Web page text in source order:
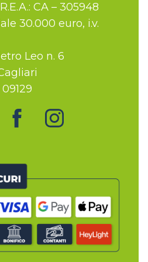
CA – 305948
30.000 euro, i.v.
Leo n. 6
09129